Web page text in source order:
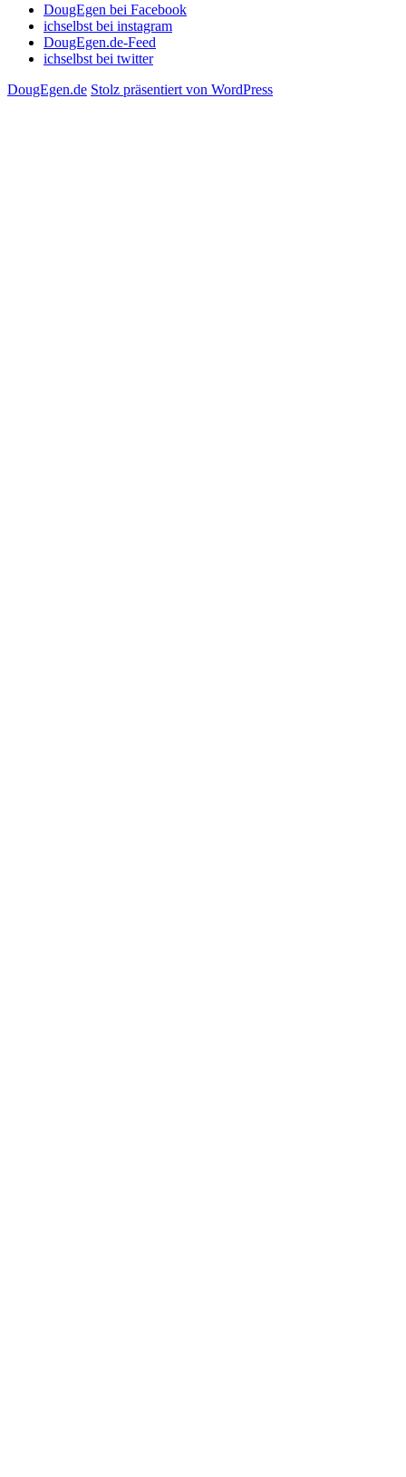
DougEgen bei Facebook
ichselbst bei instagram
DougEgen.de-Feed
ichselbst bei twitter
DougEgen.de Stolz präsentiert von WordPress